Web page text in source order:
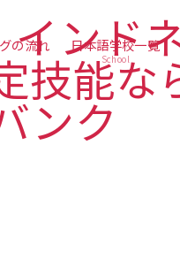
の流れ 日本語学校一覧
School